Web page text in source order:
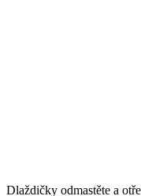
Dlaždičky odmastěte a